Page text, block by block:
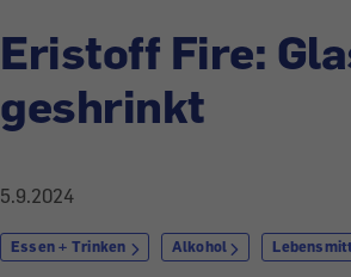
Eristoff Fire:
geshrinkt
5.9.2024
Essen + Trinken Alkohol